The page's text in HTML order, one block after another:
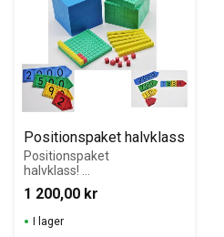
Positionspaket halvklass
Positionspaket
halvklass!
Anpassat för
kooperativt
arbete -
färgkodat
1 200,00 kr
I lager